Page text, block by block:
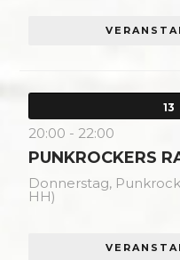
13
20:00 - 22:00
PUNKROCKERS
Donnerstag,
HH)